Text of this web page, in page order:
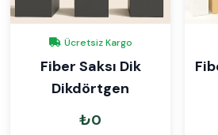
Ücretsiz Kargo
Fiber Saksı Dik
Dikdörtgen
₺0